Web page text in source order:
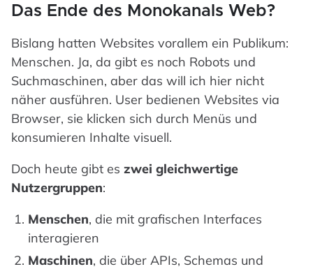
Das Ende des Monokanals Web?
Bislang hatten Websites vorallem ein Publikum:
Menschen. Ja, da gibt es noch Robots und
Suchmaschinen, aber das will ich hier nicht
näher ausführen. User bedienen Websites via
Browser, sie klicken sich durch Menüs und
konsumieren Inhalte visuell.
Doch heute gibt es zwei gleichwertige
Nutzergruppen:
Menschen, die mit grafischen Interfaces
interagieren
Maschinen, die über APIs, Schemas und